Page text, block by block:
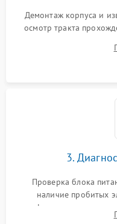
Демонтаж корпуса и
осмотр тракта
роликов захвата и узла
физического
3.
Проверка блока
наличие пробитых
форматирования,
картриджа и оптопар